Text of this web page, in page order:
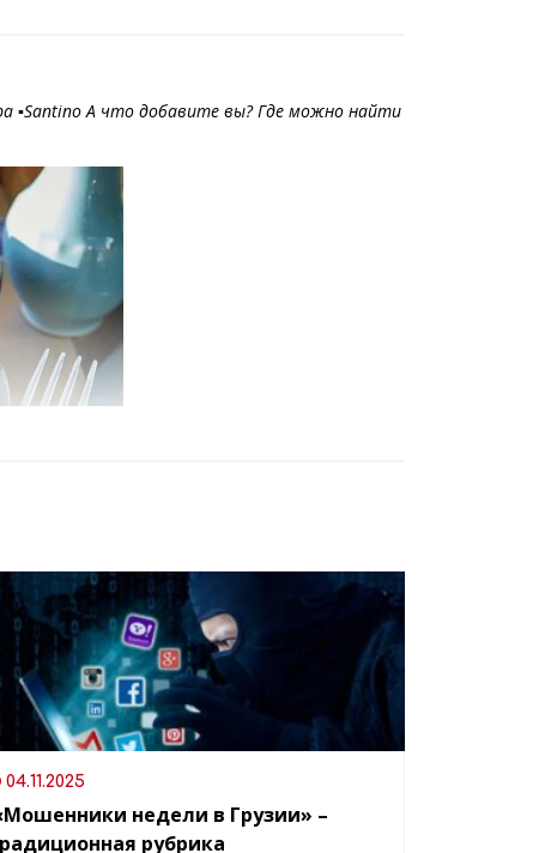
▪️Santino А что добавите вы? Где можно найти
04.11.2025
недели в Грузии» –
рубрика